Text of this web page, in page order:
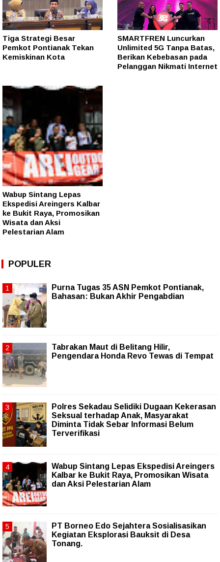
Tiga Strategi Besar
Pemkot Pontianak Tekan
Kemiskinan Kota
SMARTFREN Luncurkan
Unlimited 5G Tanpa Batas,
Berikan Kebebasan pada
Pelanggan Nikmati Internet
Wabup Sintang Lepas
Ekspedisi Areingers Kalbar
ke Bukit Raya, Promosikan
Wisata dan Aksi
Pelestarian Alam
POPULER
Purna Tugas 35 ASN Pemkot Pontianak,
Bahasan: Bukan Akhir Pengabdian
Tabrakan Maut di Belitang Hilir,
Pengendara Honda Revo Tewas di Tempat
Polres Sekadau Selidiki Dugaan Kekerasan
Seksual terhadap Anak, Masyarakat
Diminta Tidak Sebar Informasi Belum
Terverifikasi
Wabup Sintang Lepas Ekspedisi Areingers
Kalbar ke Bukit Raya, Promosikan Wisata
dan Aksi Pelestarian Alam
PT Borneo Edo Sejahtera Sosialisasikan
Kegiatan Eksplorasi Bauksit di Desa
Tonang.